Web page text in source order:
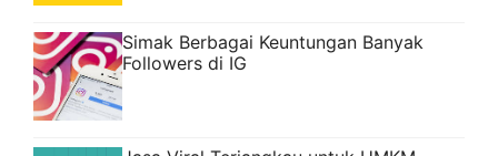
Simak Berbagai Keuntungan Banyak
Followers di IG